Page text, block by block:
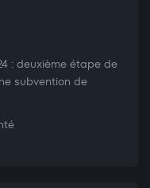
: deuxième étape de
subvention de